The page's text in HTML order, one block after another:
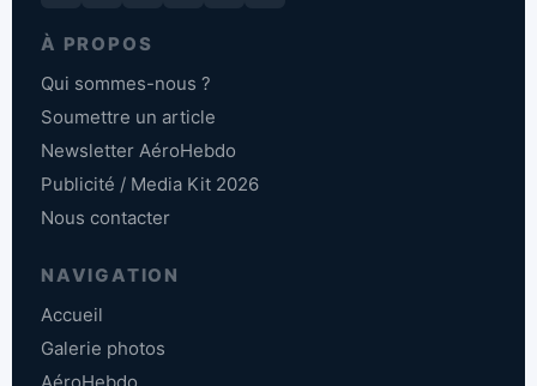
À PROPOS
Qui sommes-nous ?
Soumettre un article
Newsletter AéroHebdo
Publicité / Media Kit 2026
Nous contacter
NAVIGATION
Accueil
Galerie photos
AéroHebdo